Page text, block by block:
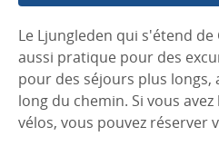
Le Ljungleden qui s'étend
aussi pratique pour des
pour des séjours plus longs,
long du chemin. Si vous
vélos, vous pouvez réserver